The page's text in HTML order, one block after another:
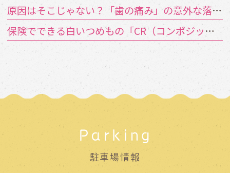
原因はそこじゃない？「歯の痛み」の意外な落とし穴
保険でできる白いつめもの「CR（コンポジットレジン）」とは？
Parking
駐車場情報